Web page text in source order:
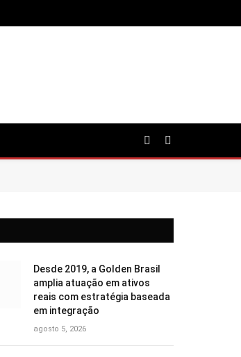
Desde 2019, a Golden Brasil
amplia atuação em ativos
reais com estratégia baseada
em integração
agosto 5, 2026